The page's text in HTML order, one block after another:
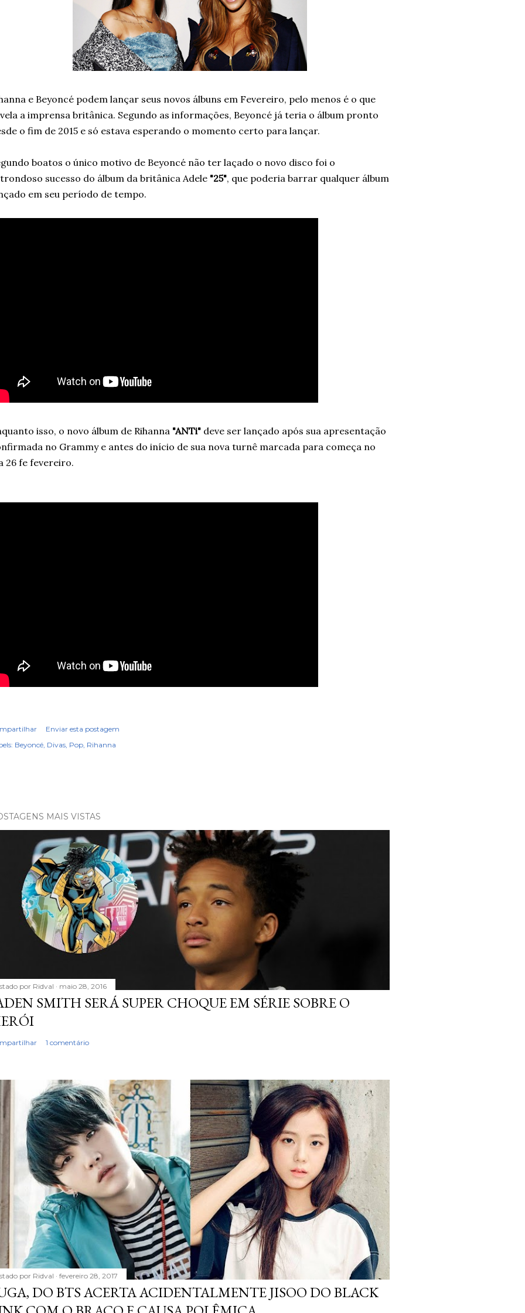
e Beyoncé podem lançar seus novos álbuns em Fevereiro, pelo menos é o que
a imprensa britânica. Segundo as informações, Beyoncé já teria o álbum pronto
o fim de 2015 e só estava esperando o momento certo para lançar.
boatos o único motivo de Beyoncé não ter laçado o novo disco foi o
sucesso do álbum da britânica Adele "25", que poderia barrar qualquer álbum
em seu período de tempo.
isso, o novo álbum de Rihanna "ANTi" deve ser lançado após sua apresentação
no Grammy e antes do início de sua nova turnê marcada para começa no
26 fe fevereiro.
Enviar esta postagem
Beyoncé Divas Pop Rihanna
MAIS VISTAS
por Ridval maio 28, 2016
SMITH SERÁ SUPER CHOQUE EM SÉRIE SOBRE O
1 comentário
por Ridval fevereiro 28, 2017
DO BTS ACERTA ACIDENTALMENTE JISOO DO BLACK